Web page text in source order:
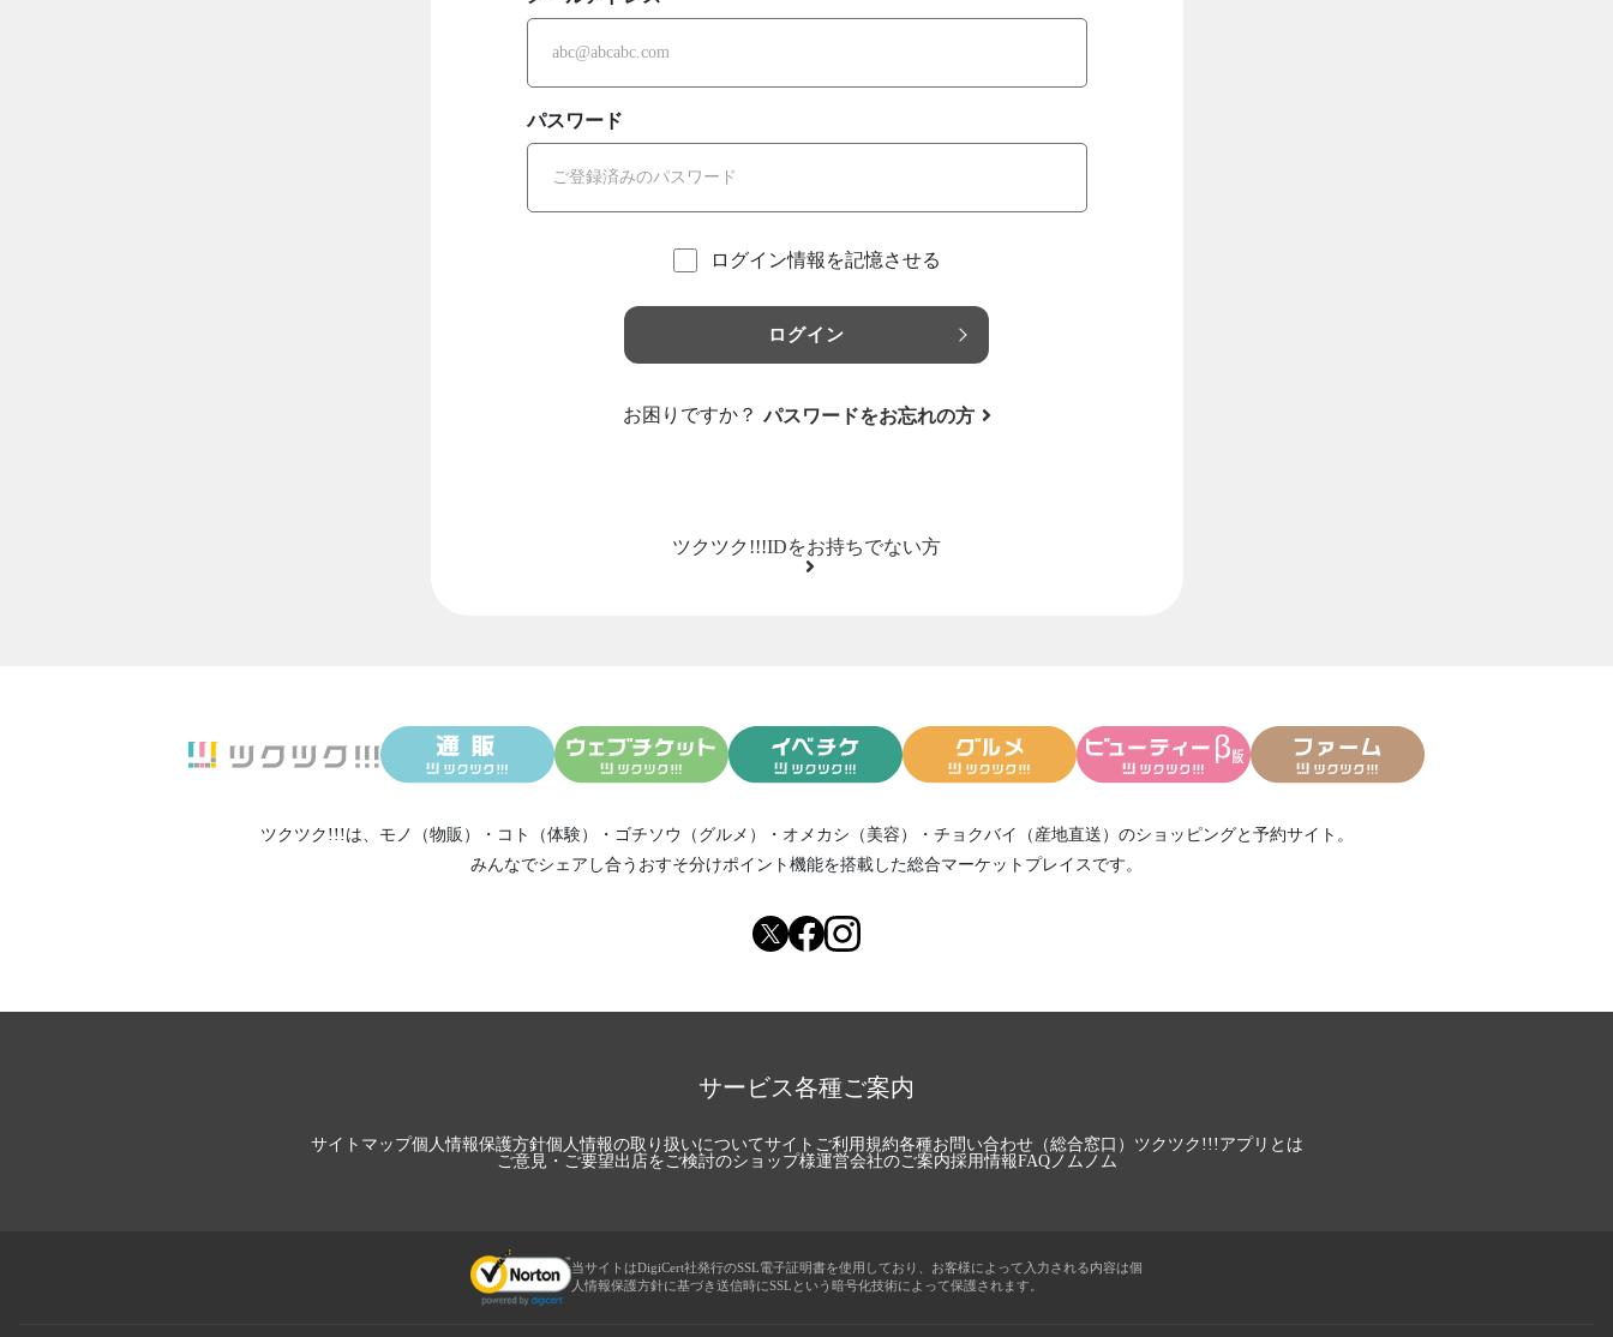
パスワード
ログイン情報を記憶させる
ログイン
お困りですか？ パスワードをお忘れの方
ツクツク!!!IDをお持ちでない方
ツクツク!!!は、 モノ（物販） ・ コト（体験） ・ ゴチソウ（グルメ） ・ オメカシ（美容） ・ チョクバイ（産地直送） のショッピングと予約サイト。
みんなでシェアし合う おすそ分けポイント機能を搭載した総合マーケットプレイスです。
サービス各種ご案内
サイトマップ個人情報保護方針個人情報の取り扱いについてサイトご利用規約各種お問い合わせ（総合窓口） ツクツク!!!アプリとは
ご意見・ご要望出店をご検討のショップ様運営会社のご案内採用情報FAQノムノム
当サイトはDigiCert社発行のSSL電子証明書を使用しており、お客様によって入力される内容は個
人情報保護方針に基づき送信時にSSLという暗号化技術によって保護されます。